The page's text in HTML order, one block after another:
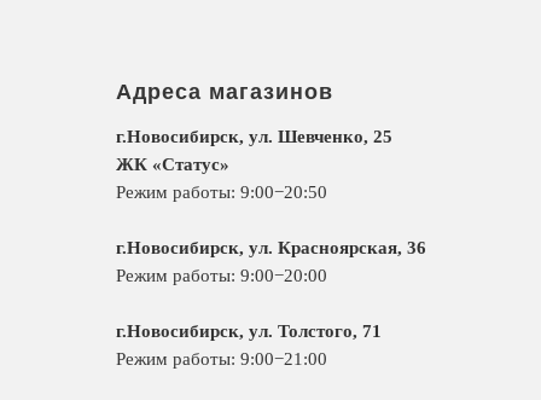
Адреса магазинов
г.Новосибирск, ул. Шевченко, 25
ЖК «Статус»
Режим работы: 9:00−20:50
г.Новосибирск, ул. Красноярская, 36
Режим работы: 9:00−20:00
г.Новосибирск, ул. Толстого, 71
Режим работы: 9:00−21:00